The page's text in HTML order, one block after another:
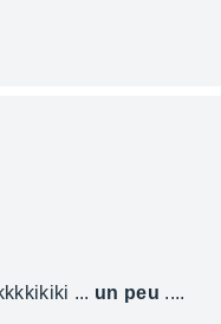
... un peu ....